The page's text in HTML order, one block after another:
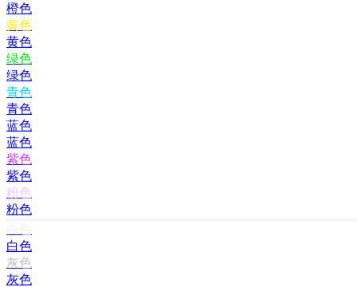
橙色
黄色
黄色
绿色
绿色
青色
青色
蓝色
蓝色
紫色
紫色
粉色
粉色
白色
灰色
灰色